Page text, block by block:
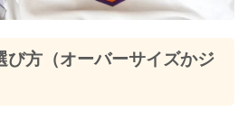
び方（オーバーサイズかジ